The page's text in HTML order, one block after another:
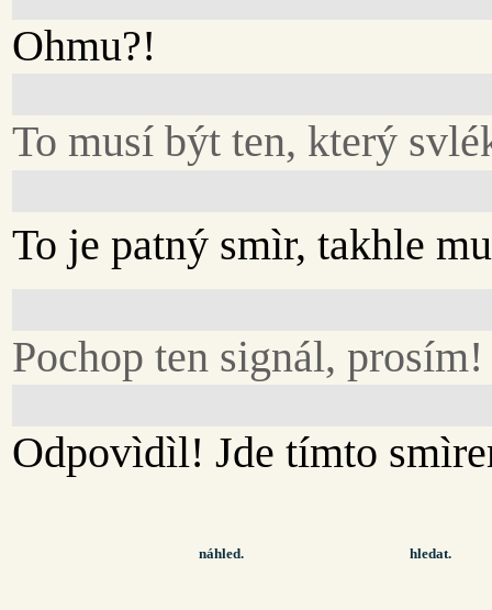
Ohmu?!
To musí být ten, který
To je patný smìr, takhle
Pochop ten signál, prosím!
Odpovìdìl! Jde tímto
náhled. hledat.